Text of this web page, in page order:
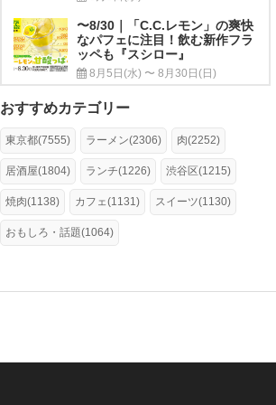
〜8/30｜「C.C.レモン」の爽快
なパフェに注目！飲む新作フラ
ッペも『スシロー』
8月5日(水) 〜 8月30日(日)
おすすめカテゴリー
東京都(7555) ラーメン(2306) 肉(2252)
居酒屋(1804) ランチ(1226) 渋谷区(1215)
焼肉(1138) カフェ(1131) スイーツ(1130)
おもしろ・話題(1064)